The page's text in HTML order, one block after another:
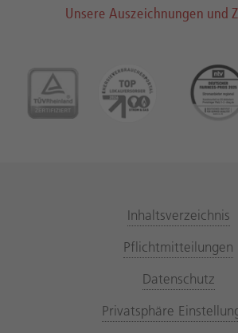
Unsere Auszeichnungen und
Inhaltsverzeichnis
Pflichtmitteilungen
Datenschutz
Privatsphäre